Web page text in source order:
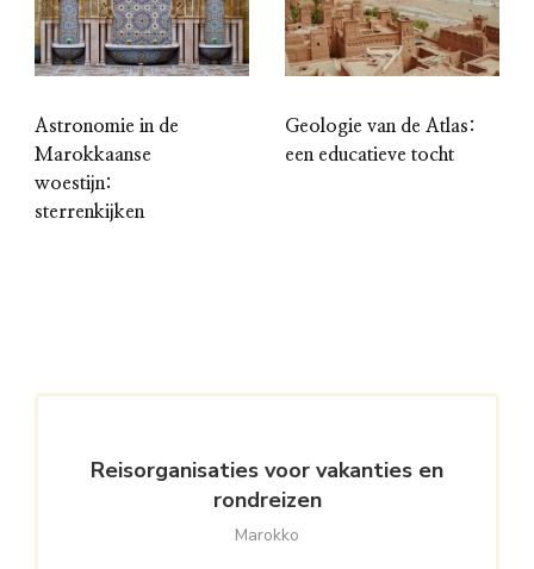
Astronomie in de
Marokkaanse
woestijn:
sterrenkijken
Geologie van de Atlas:
een educatieve tocht
Reisorganisaties voor vakanties en
rondreizen
Marokko